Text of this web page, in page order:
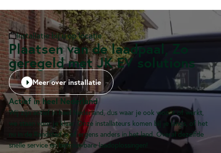
Installatie bij u op locatie
Plaatsen van de laadpaal, Zo
geregeld met JK EV solutions
Meer over installatie
Actief in heel Nederland
Wij zijn actief in heel Nederland, dus waar je ook woont of werkt,
we staan voor je klaar. Onze installateurs komen bij je langs, of het
nu in de Randstad is of ergens anders in het land. Overal dezelfde
snelle service en betrouwbare laadoplossingen!